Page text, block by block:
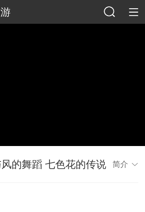
的舞蹈 七色花的传说 简介